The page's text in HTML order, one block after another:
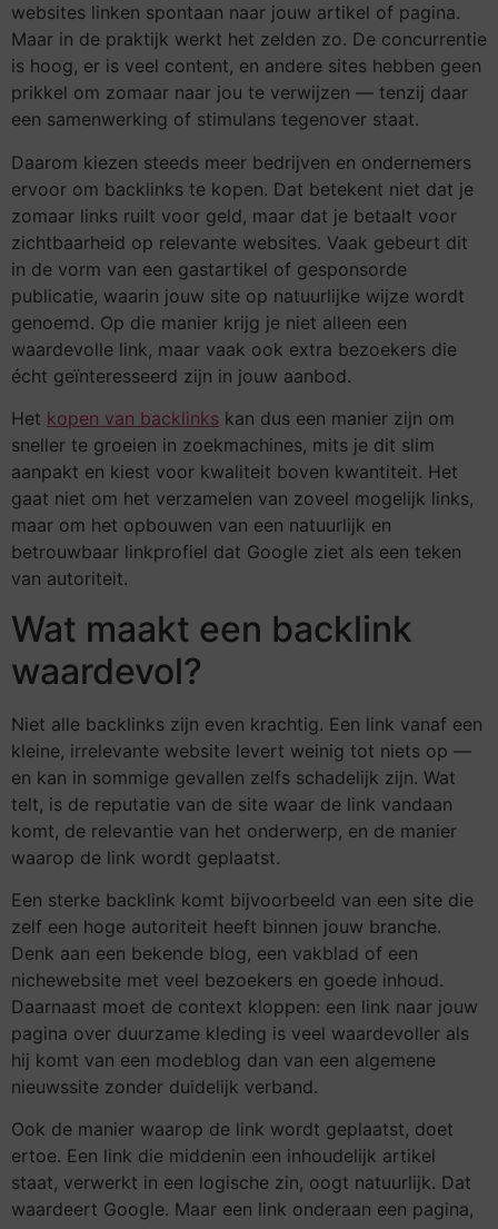
websites linken spontaan naar jouw artikel of pagina.
Maar in de praktijk werkt het zelden zo. De concurrentie
is hoog, er is veel content, en andere sites hebben geen
prikkel om zomaar naar jou te verwijzen — tenzij daar
een samenwerking of stimulans tegenover staat.
Daarom kiezen steeds meer bedrijven en ondernemers
ervoor om backlinks te kopen. Dat betekent niet dat je
zomaar links ruilt voor geld, maar dat je betaalt voor
zichtbaarheid op relevante websites. Vaak gebeurt dit
in de vorm van een gastartikel of gesponsorde
publicatie, waarin jouw site op natuurlijke wijze wordt
genoemd. Op die manier krijg je niet alleen een
waardevolle link, maar vaak ook extra bezoekers die
écht geïnteresseerd zijn in jouw aanbod.
Het kopen van backlinks kan dus een manier zijn om
sneller te groeien in zoekmachines, mits je dit slim
aanpakt en kiest voor kwaliteit boven kwantiteit. Het
gaat niet om het verzamelen van zoveel mogelijk links,
maar om het opbouwen van een natuurlijk en
betrouwbaar linkprofiel dat Google ziet als een teken
van autoriteit.
Wat maakt een backlink
waardevol?
Niet alle backlinks zijn even krachtig. Een link vanaf een
kleine, irrelevante website levert weinig tot niets op —
en kan in sommige gevallen zelfs schadelijk zijn. Wat
telt, is de reputatie van de site waar de link vandaan
komt, de relevantie van het onderwerp, en de manier
waarop de link wordt geplaatst.
Een sterke backlink komt bijvoorbeeld van een site die
zelf een hoge autoriteit heeft binnen jouw branche.
Denk aan een bekende blog, een vakblad of een
nichewebsite met veel bezoekers en goede inhoud.
Daarnaast moet de context kloppen: een link naar jouw
pagina over duurzame kleding is veel waardevoller als
hij komt van een modeblog dan van een algemene
nieuwssite zonder duidelijk verband.
Ook de manier waarop de link wordt geplaatst, doet
ertoe. Een link die middenin een inhoudelijk artikel
staat, verwerkt in een logische zin, oogt natuurlijk. Dat
waardeert Google. Maar een link onderaan een pagina,